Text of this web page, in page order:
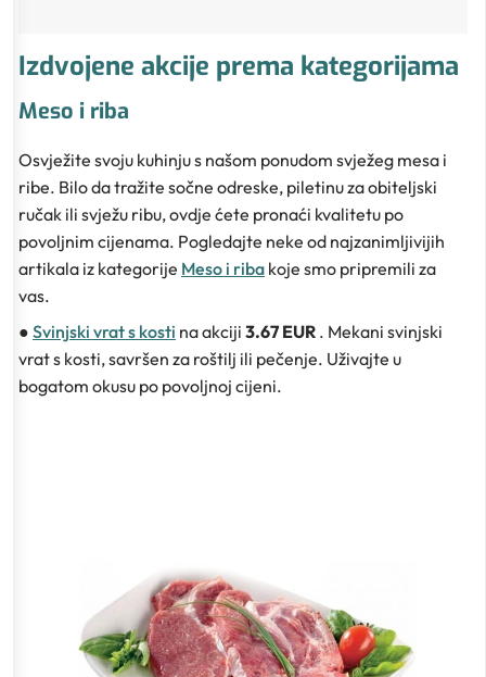
Izdvojene akcije prema kategorijama
Meso i riba
Osvježite svoju kuhinju s našom ponudom svježeg mesa i
ribe. Bilo da tražite sočne odreske, piletinu za obiteljski
ručak ili svježu ribu, ovdje ćete pronaći kvalitetu po
povoljnim cijenama. Pogledajte neke od najzanimljivijih
artikala iz kategorije Meso i riba koje smo pripremili za
vas.
● Svinjski vrat s kosti na akciji 3.67 EUR . Mekani svinjski
vrat s kosti, savršen za roštilj ili pečenje. Uživajte u
bogatom okusu po povoljnoj cijeni.